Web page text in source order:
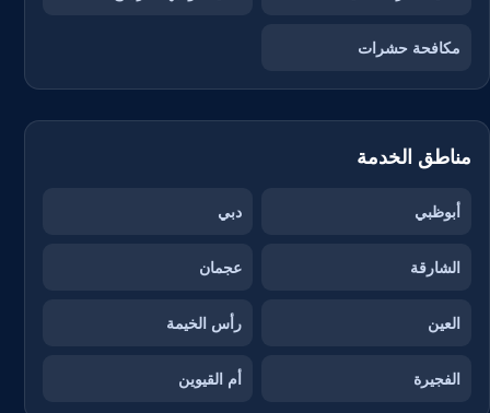
مكافحة حشرات
مناطق الخدمة
أبوظبي دبي
الشارقة عجمان
العين رأس الخيمة
الفجيرة أم القيوين